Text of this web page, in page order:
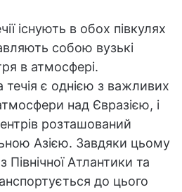
існують в обох півкулях
собою вузькі
в атмосфері.
течія є однією з важливих
над Євразією, і
розташований
Азією. Завдяки цьому
Атлантики та
до цього